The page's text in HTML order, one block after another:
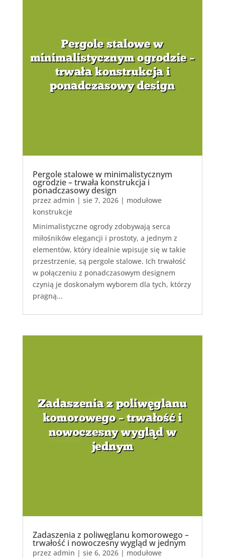
Pergole stalowe w minimalistycznym
ogrodzie – trwała konstrukcja i
ponadczasowy design
przez admin | sie 7, 2026| modułowe
konstrukcje
Minimalistyczne ogrody zdobywają serca
miłośników elegancji i prostoty, a jednym z
elementów, który idealnie wpisuje się w takie
przestrzenie, są pergole stalowe. Ich trwałość
w połączeniu z ponadczasowym designem
czynią je doskonałym wyborem dla tych, którzy
pragną...
Zadaszenia z poliwęglanu komorowego –
trwałość i nowoczesny wygląd w jednym
przez admin | sie 6, 2026| modułowe